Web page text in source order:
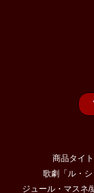
商品タイ
歌劇「ル・
ジュール・マスネ